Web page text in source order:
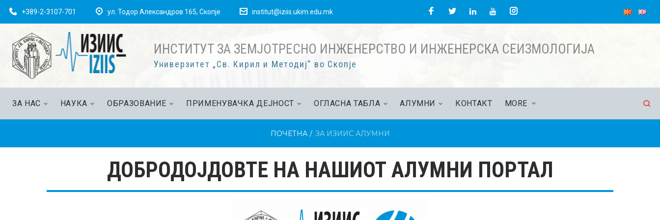
+389-2-3107-701 ул. Тодор Александров 165, Скопје institut@iziis.ukim.edu.mk
ИНСТИТУТ ЗА ЗЕМЈОТРЕСНО ИНЖЕНЕРСТВО И ИНЖЕНЕРСКА СЕИЗМОЛОГИЈА
Универзитет „Св. Кирил и Методиј“ во Скопје
ЗА НАС НАУКА ОБРАЗОВАНИЕ ПРИМЕНУВАЧКА ДЕЈНОСТ ОГЛАСНА ТАБЛА АЛУМНИ КОНТАКТ MORE
ПОЧЕТНА / ЗА ИЗИИС АЛУМНИ
ДОБРОДОЈДОВТЕ НА НАШИОТ АЛУМНИ ПОРТАЛ